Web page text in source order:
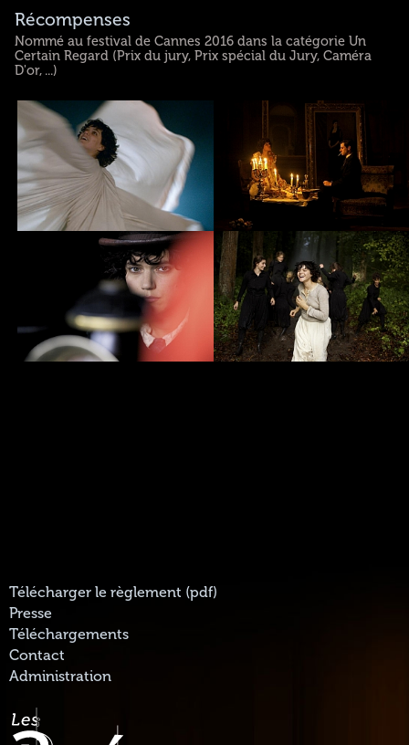
Récompenses
Nommé au festival de Cannes 2016 dans la catégorie Un
Certain Regard (Prix du jury, Prix spécial du Jury, Caméra
D'or, ...)
Télécharger le règlement (pdf)
Presse
Téléchargements
Contact
Administration